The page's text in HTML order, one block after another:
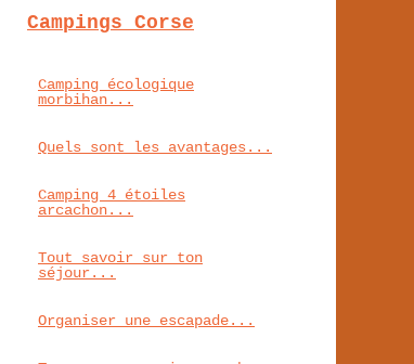
Campings Corse
Camping écologique
morbihan...
Quels sont les avantages...
Camping 4 étoiles
arcachon...
Tout savoir sur ton
séjour...
Organiser une escapade...